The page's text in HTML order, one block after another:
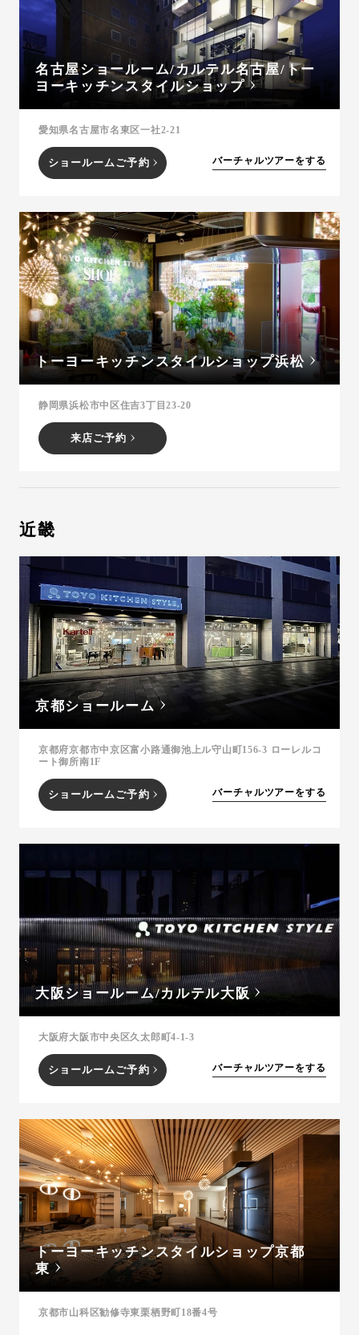
名古屋ショールーム/カルテル名古屋/トー
ヨーキッチンスタイルショップ
愛知県名古屋市名東区一社2-21
ショールームご予約 バーチャルツアーをする
トーヨーキッチンスタイルショップ浜松
静岡県浜松市中区住吉3丁目23-20
来店ご予約
近畿
京都ショールーム
京都府京都市中京区富小路通御池上ル守山町156-3 ローレルコ
ート御所南1F
ショールームご予約 バーチャルツアーをする
大阪ショールーム/カルテル大阪
大阪府大阪市中央区久太郎町4-1-3
ショールームご予約 バーチャルツアーをする
トーヨーキッチンスタイルショップ京都
東
京都市山科区勧修寺東栗栖野町18番4号